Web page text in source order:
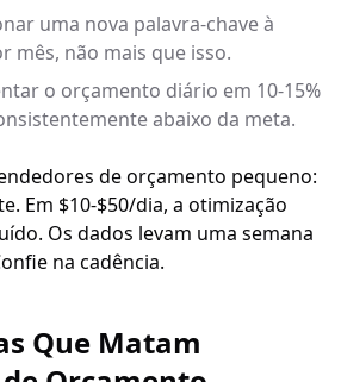
uma nova palavra-chave à
mês, não mais que isso.
o orçamento diário em 10-15%
abaixo da meta.
de orçamento pequeno:
Em $10-$50/dia, a otimização
Os dados levam uma semana
na cadência.
Que Matam